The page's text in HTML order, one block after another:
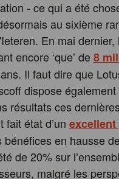
- ce qui a été
au sixième
En mai
encore ‘que’ de8
ans. Il faut dire que
dispose
résultats ces
fait état d’un excellent
bénéfices en hausse
de 20% sur
malgré les